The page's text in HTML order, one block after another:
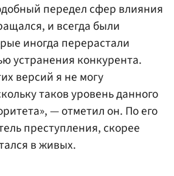
передел сфер влияния
и всегда были
иногда перерастали
устранения конкурента.
версий я не могу
таков уровень данного
— отметил он. По его
преступления, скорее
в живых.